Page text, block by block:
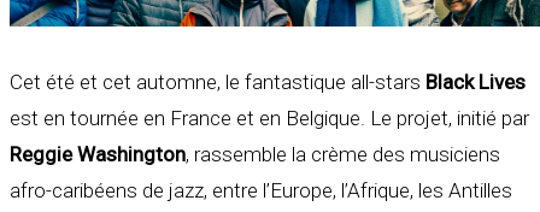
Cet été et cet automne, le fantastique all-stars Black Lives
est en tournée en France et en Belgique. Le projet, initié par
Reggie Washington, rassemble la crème des musiciens
afro-caribéens de jazz, entre l’Europe, l’Afrique, les Antilles